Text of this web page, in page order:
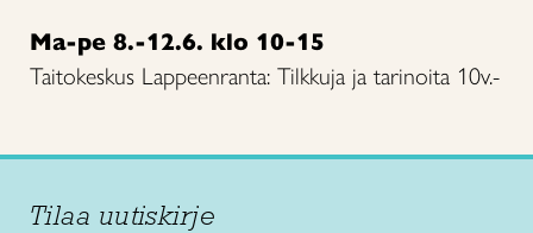
Ma-pe 8.-12.6. klo 10-15
Taitokeskus Lappeenranta: Tilkkuja ja tarinoita 10v.-
Tilaa uutiskirje